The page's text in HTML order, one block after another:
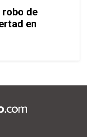
de
en